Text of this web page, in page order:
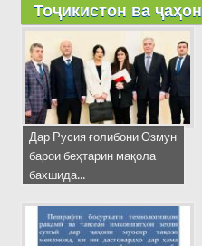
Тоҷикистон ва ҷаҳон
Дар Русия ғолибони Озмун
барои беҳтарин мақола
бахшида...